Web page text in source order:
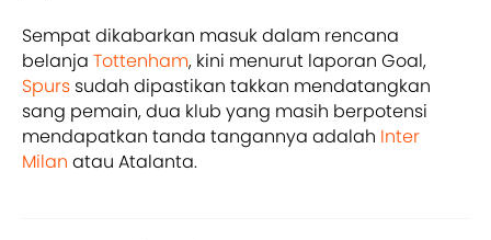
Sempat dikabarkan masuk dalam rencana
belanja Tottenham, kini menurut laporan Goal,
Spurs sudah dipastikan takkan mendatangkan
sang pemain, dua klub yang masih berpotensi
mendapatkan tanda tangannya adalah Inter
Milan atau Atalanta.